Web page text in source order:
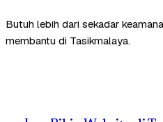
Butuh lebih dari sekadar
membantu di Tasikmalaya.